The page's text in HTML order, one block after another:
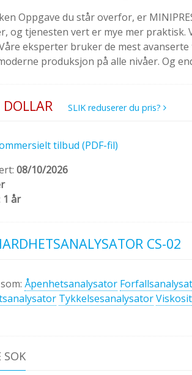
Oppgave du står overfor, er
og tjenesten vert er mye mer
eksperter bruker de mest
produksjon på alle nivåer. Og
SLIK reduserer du pris?
tilbud (PDF-fil)
08/10/2026
1 år
CS-02
Åpenhetsanalysator
Tykkelsesanalysator
SOK